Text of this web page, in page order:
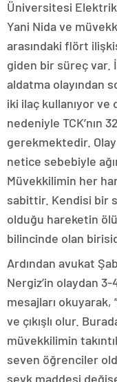
Üniversitesi
Yani Nida ve
arasındaki flört
giden bir süreç var.
aldatma olayından
iki ilaç kullanıyor ve
nedeniyle TCK’nın
gerekmektedir.
netice sebebiyle
Müvekkilimin her
sabittir. Kendisi bir
olduğu hareketin
bilincinde olan
Ardından avukat
Nergiz’in olaydan 3-
mesajları okuyarak,
ve çıkışlı olur.
müvekkilimin
seven öğrenciler
sevk maddesi